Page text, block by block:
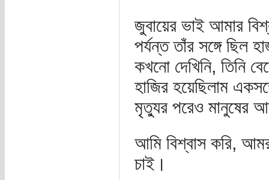
জুবায়ের ভাই আমার
পর্যন্ত তাঁর সঙ্গে ছিল
কখনো দেখিনি, তিনি
হাজির হয়েছিলাম
মৃত্যুর পরেও মানুষের
আমি বিশ্বাস করি,
চাই।